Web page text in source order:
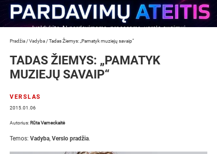
Pradžia /Vadyba /Tadas Žiemys: „Pamatyk muziejų savaip“
TADAS ŽIEMYS: „PAMATYK
MUZIEJŲ SAVAIP“
VERSLAS
2015.01.06
Autorius: Rūta Varneckaitė
Temos: Vadyba, Verslo pradžia.